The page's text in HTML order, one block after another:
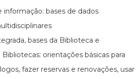
informação: bases de dados
bases da Biblioteca e
orientações básicas para
fazer reservas e renovações, usar